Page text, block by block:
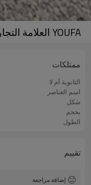
YOUFA العلامة التجارية أنابيب الصلب الملحومة الكربون erw أنابيب الصلب
ممتلكات
الثانوية أم لا
اسم العناصر
شكل
بحجم
الطول
تقييم
إضافة مراجعة